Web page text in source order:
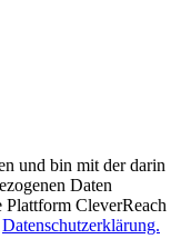
und bin mit der darin
Daten
CleverReach
Datenschutzerklärung.